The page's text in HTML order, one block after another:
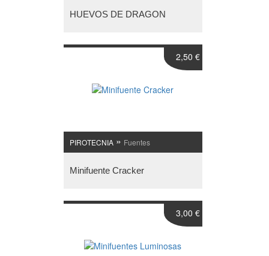
HUEVOS DE DRAGON
PIROTECNIA » Fuentes
Minifuente Cracker
2,50 €
3,00 €